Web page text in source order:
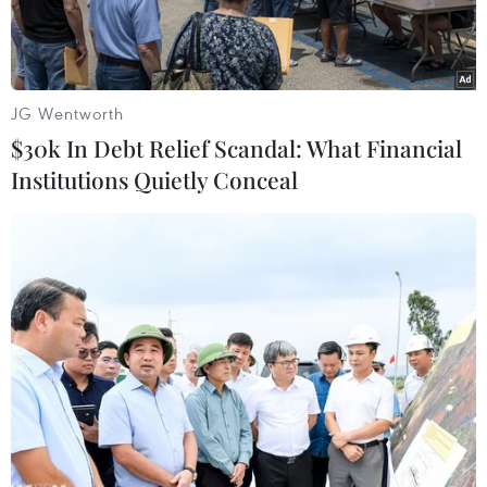
xuất của nhân dân.
Triều cường gây nước ngập tràn vào nhà dân tại một tuyến
hẻm trên đường Trần Xuân Soạn (Quận 7). ( Ảnh: Hồng
Giang/TTXVN)
JG Wentworth
$30k In Debt Relief Scandal: What Financial
Institutions Quietly Conceal